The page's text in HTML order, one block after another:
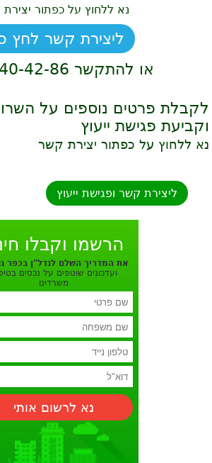
נא ללחוץ על כפתור
ליצירת קשר לחץ
או להתקשר 42-86
לקבלת פרטים נוספים על
וקביעת פגישת ייעוץ
נא ללחוץ על כפתור יצירת קשר
ליצירת קשר ופגישת ייעוץ
הרשמו וקבלו
את המדריך השלם לנדל"ן בכפר
ועדכונים שוטפים על נכסים
משרדינו
נא לרשום אותי